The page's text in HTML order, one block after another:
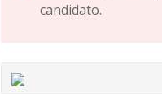
candidato.